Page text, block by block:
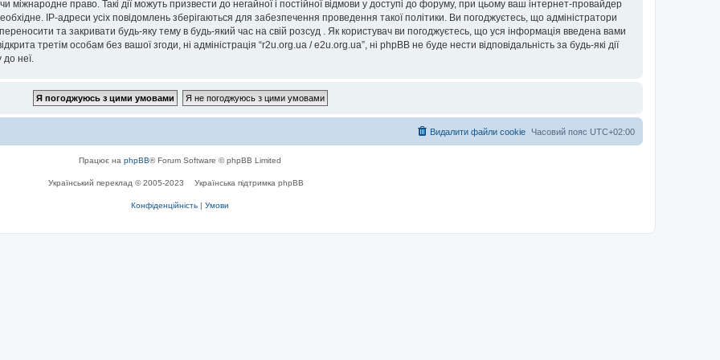
міжнародне право. Такі дії можуть призвести до негайної і постійної відмови у доступі до форуму, при цьому ваш інтернет-провайдер
IP-адреси усіх повідомлень зберігаються для забезпечення проведення такої політики. Ви погоджуєтесь, що адміністратори
та закривати будь-яку тему в будь-який час на свій розсуд . Як користувач ви погоджуєтесь, що уся інформація введена вами
третім особам без вашої згоди, ні адміністрація “r2u.org.ua / e2u.org.ua”, ні phpBB не буде нести відповідальність за будь-які дії
до неї.
Часовий пояс UTC+02:00
Видалити файли cookie
Працює на phpBB® Forum Software © phpBB Limited
Український переклад © 2005-2023 Українська підтримка phpBB
Конфіденційність | Умови